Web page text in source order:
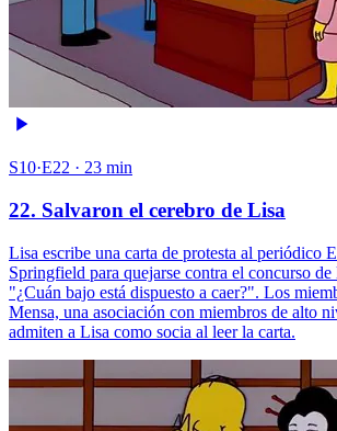
S10·E22 · 23 min
22. Salvaron el cerebro de Lisa
Lisa escribe una carta de protesta al periódico
Springfield para quejarse contra el concurso
"¿Cuán bajo está dispuesto a caer?". Los
Mensa, una asociación con miembros de alto
admiten a Lisa como socia al leer la carta.